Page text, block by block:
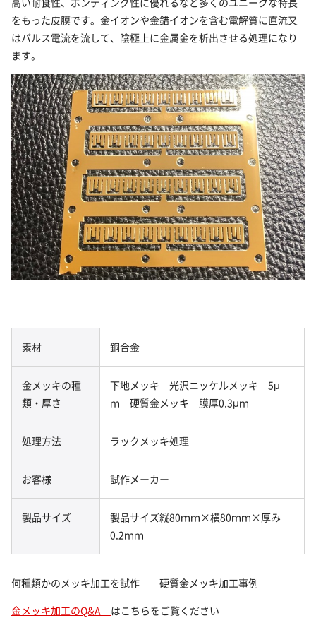
をもった皮膜です。金イオンや金錯イオンを含む電解質に直流又
はパルス電流を流して、陰極上に金属金を析出させる処理になり
ます。
素材 銅合金
金メッキの種
類・厚さ
下地メッキ 光沢ニッケルメッキ 5μ
ｍ 硬質金メッキ 膜厚0.3μｍ
処理方法 ラックメッキ処理
お客様 試作メーカー
製品サイズ
製品サイズ縦80ｍｍ×横80ｍｍ×厚み
0.2ｍｍ
何種類かのメッキ加工を試作 硬質金メッキ加工事例
金メッキ加工のQ&A はこちらをご覧ください